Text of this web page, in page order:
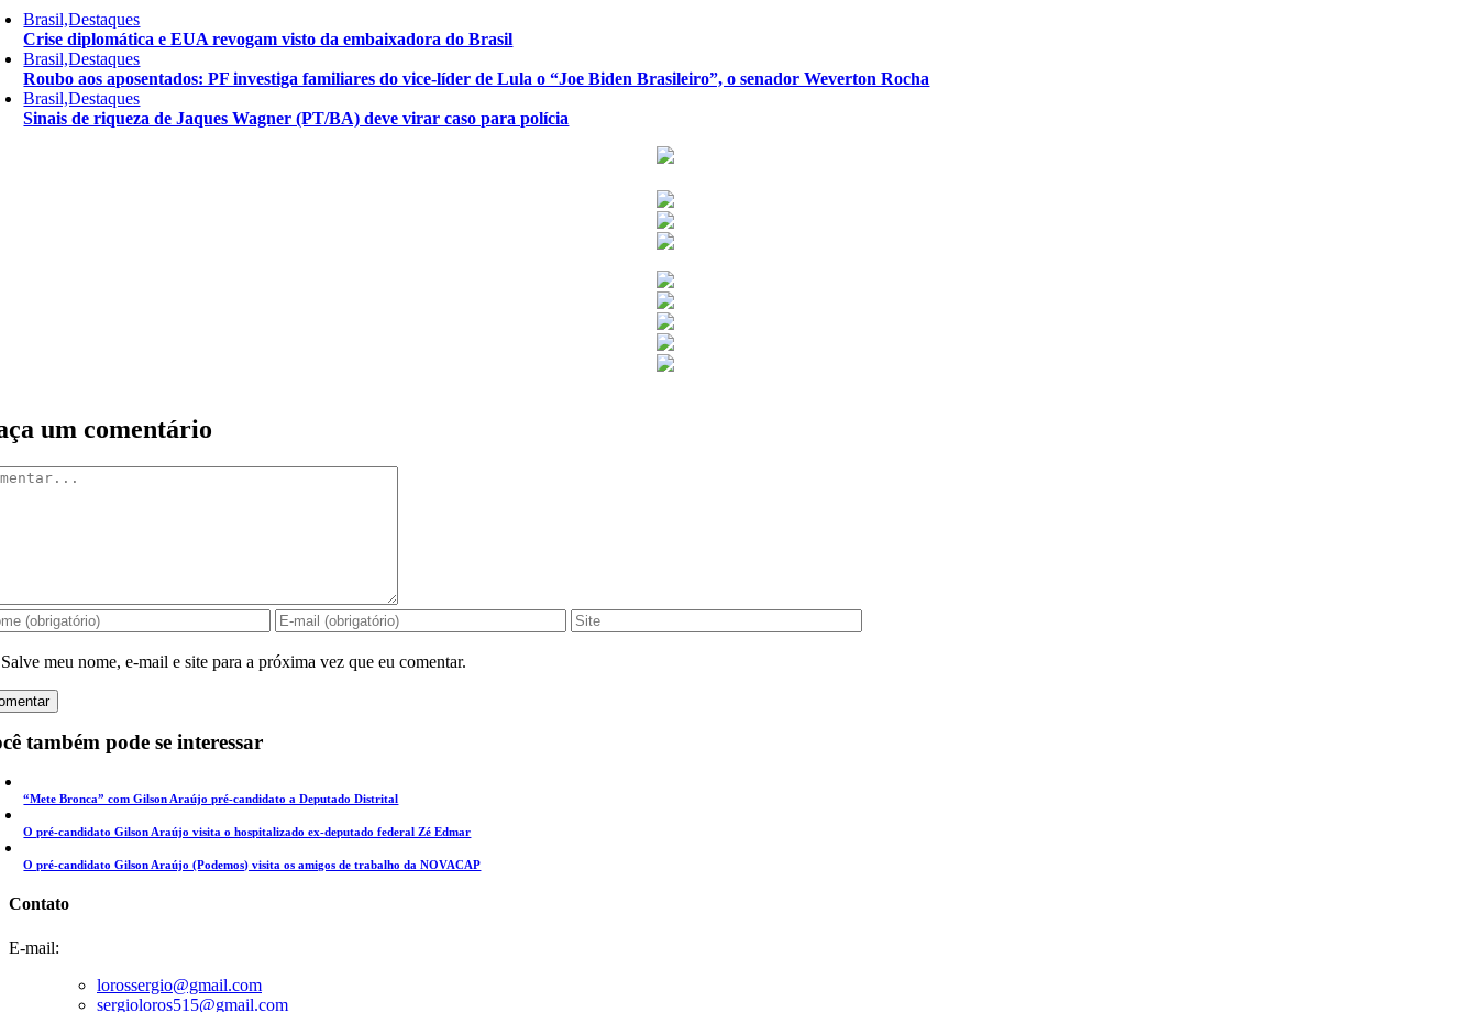
Brasil,Destaques
Crise diplomática e EUA revogam visto da embaixadora do Brasil
Brasil,Destaques
Roubo aos aposentados: PF investiga familiares do vice-líder de Lula o “Joe Biden Brasileiro”, o senador Weverton Rocha
Brasil,Destaques
Sinais de riqueza de Jaques Wagner (PT/BA) deve virar caso para polícia
um comentário
Salve meu nome, e-mail e site para a próxima vez que eu comentar.
também pode se interessar
“Mete Bronca” com Gilson Araújo pré-candidato a Deputado Distrital
O pré-candidato Gilson Araújo visita o hospitalizado ex-deputado federal Zé Edmar
O pré-candidato Gilson Araújo (Podemos) visita os amigos de trabalho da NOVACAP
Contato
E-mail:
lorossergio@gmail.com
sergioloros515@gmail.com